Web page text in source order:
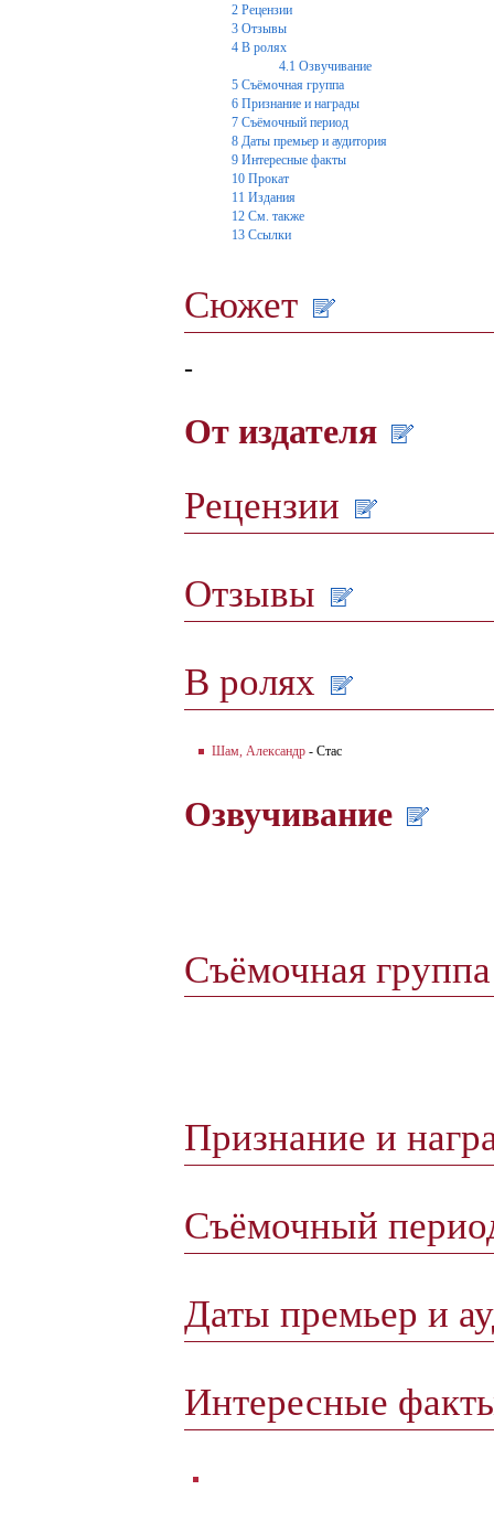
2 Рецензии
3 Отзывы
4 В ролях
4.1 Озвучивание
5 Съёмочная группа
6 Признание и награды
7 Съёмочный период
8 Даты премьер и аудитория
9 Интересные факты
10 Прокат
11 Издания
12 См. также
13 Ссылки
Сюжет
-
От издателя
Рецензии
Отзывы
В ролях
Шам, Александр - Стас
Озвучивание
Съёмочная
Признание и
Съёмочный
Даты премьер и
Интересные